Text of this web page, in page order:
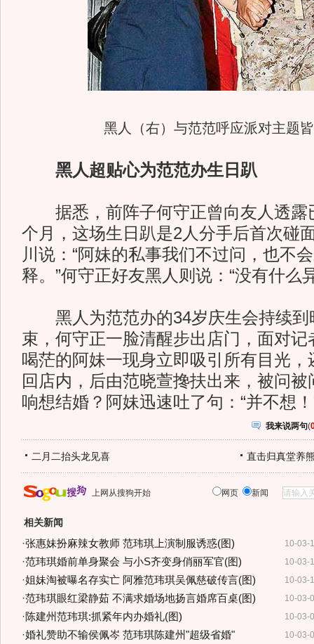
黑人（右）与范范呼应派对主题
黑人超贴心为范范办生日趴
据悉，前阵子何守正曾向友人透露
个月，这场生日趴是2人分手后首次碰
川说：“阿妹的私事我们不过问，也不
释。”何守正好友黑人则说：“没有什么
黑人为范范办的34岁庆生会持续到
束，何守正一脸清醒步出店门，面对记
喝茫的阿妹一现身立即吸引所有目光，
回店内，后由范晓萱搀扶出来，被问
响想结婚？阿妹迅速吐了句：“并不想
我来说两句(
二月二抬头龙见喜 直击归真堂养
上网从搜狗开始 网页 新闻
相关新闻
10-03-
·张惠妹扮麻辣女教师 范玮琪上演制服诱惑(图)
10-03-
·范玮琪婚前单身聚会 与小S齐变身俏丽军官(图)
10-03-
·姐妹淘被曝名存实亡 阿雅范玮琪吴佩慈破传言(图)
10-03-
·范玮琪眼红梁静茹 不满求婚场地扬言婚席百桌(图)
10-03-
·陈建州范玮琪:抓紧年内办婚礼(图)
10-03-
·婚礼赞助不输侯佩岑 范玮琪陈建州"超级省婚"